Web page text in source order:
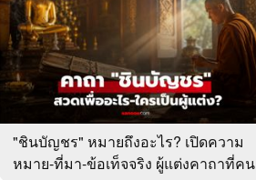
"ชินบัญชร" หมายถึงอะไร? เปิดความ
หมาย-ที่มา-ข้อเท็จจริง ผู้แต่งคาถาที่คน